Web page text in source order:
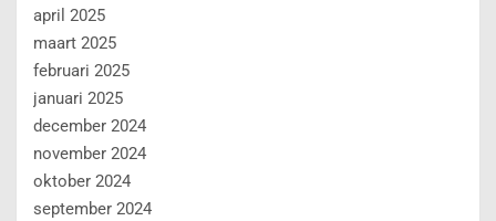
april 2025
maart 2025
februari 2025
januari 2025
december 2024
november 2024
oktober 2024
september 2024